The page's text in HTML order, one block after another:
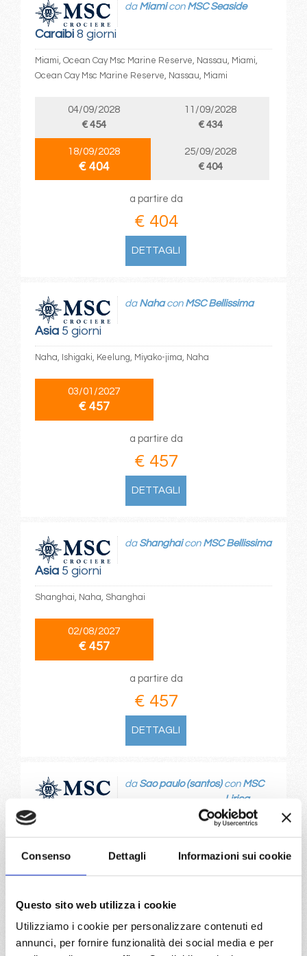
Consenso Dettagli Informazioni sui cookie
Questo sito web utilizza i cookie
Utilizziamo i cookie per personalizzare contenuti ed
annunci, per fornire funzionalità dei social media e per
Caraibi8 giorni
da Miamicon MSC Seaside
Miami, Ocean Cay Msc Marine Reserve, Nassau, Miami,
Ocean Cay Msc Marine Reserve, Nassau, Miami
04/09/2028
€ 454
11/09/2028
€ 434
18/09/2028
€ 404
25/09/2028
€ 404
a partire da
€ 404
DETTAGLI
Asia5 giorni
da Nahacon MSC Bellissima
Naha, Ishigaki, Keelung, Miyako-jima, Naha
03/01/2027
€ 457
a partire da
€ 457
DETTAGLI
Asia5 giorni
da Shanghaicon MSC Bellissima
Shanghai, Naha, Shanghai
02/08/2027
€ 457
a partire da
€ 457
DETTAGLI
Sud America
da Sao paulo (santos)con MSC
Lirica
Sao paulo (santos), Itajai, Ilhabela, Rio De Janeiro, Buzios,
Paranagua
€ 459
a partire da